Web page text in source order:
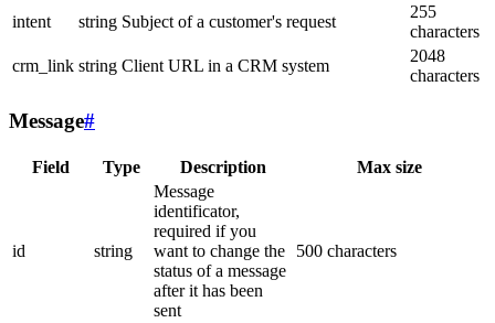
intent
string Subject of a customer's request
255
characters
crm_link string Client URL in a CRM system
2048
characters
Message#
Field Type Description Max size
id string
Message
identificator,
required if you
want to change the
status of a message
after it has been
sent
500 characters